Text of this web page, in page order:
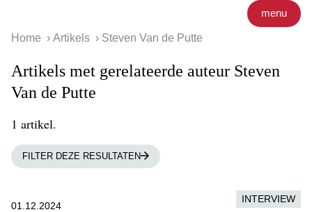
menu
Home Artikels Steven Van de Putte
Artikels met gerelateerde auteur Steven
Van de Putte
1 artikel.
FILTER DEZE RESULTATEN
INTERVIEW
01.12.2024